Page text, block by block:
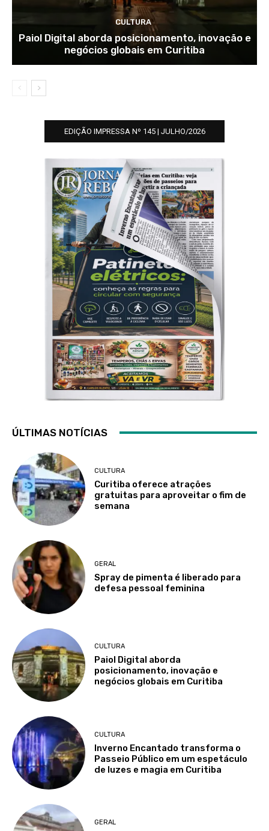
CULTURA
Paiol Digital aborda posicionamento, inovação e
negócios globais em Curitiba
EDIÇÃO IMPRESSA Nº 145 | JULHO/2026
ÚLTIMAS NOTÍCIAS
CULTURA
Curitiba oferece atrações
gratuitas para aproveitar o fim de
semana
GERAL
Spray de pimenta é liberado para
defesa pessoal feminina
CULTURA
Paiol Digital aborda
posicionamento, inovação e
negócios globais em Curitiba
CULTURA
Inverno Encantado transforma o
Passeio Público em um espetáculo
de luzes e magia em Curitiba
GERAL